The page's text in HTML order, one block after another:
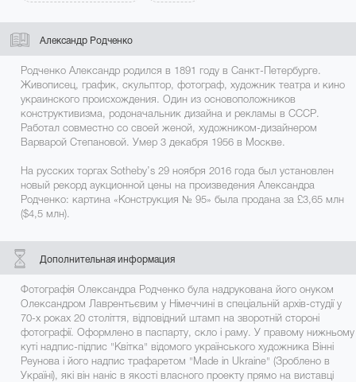
Александр Родченко
Родченко Александр родился в 1891 году в Санкт-Петербурге.
Живописец, график, скульптор, фотограф, художник театра и кино
украинского происхождения. Один из основоположников
конструктивизма, родоначальник дизайна и рекламы в СССР.
Работал совместно со своей женой, художником-дизайнером
Варварой Степановой. Умер 3 декабря 1956 в Москве.
На русских торгах Sotheby’s 29 ноября 2016 года был установлен
новый рекорд аукционной цены на произведения Александра
Родченко: картина «Конструкция № 95» была продана за £3,65 млн
($4,5 млн).
Дополнительная информация
Фотографія Олександра Родченко була надрукована його онуком
Олександром Лаврентьєвим у Німеччині в спеціальній архів-студії у
70-х роках 20 століття, відповідний штамп на зворотній стороні
фотографії. Оформлено в паспарту, скло і раму. У правому нижньому
куті надпис-підпис "Квітка" відомого українського художника Вінні
Реунова і його надпис трафаретом "Made in Ukraine" (Зроблено в
Україні), які він наніс в якості власного проекту прямо на виставці